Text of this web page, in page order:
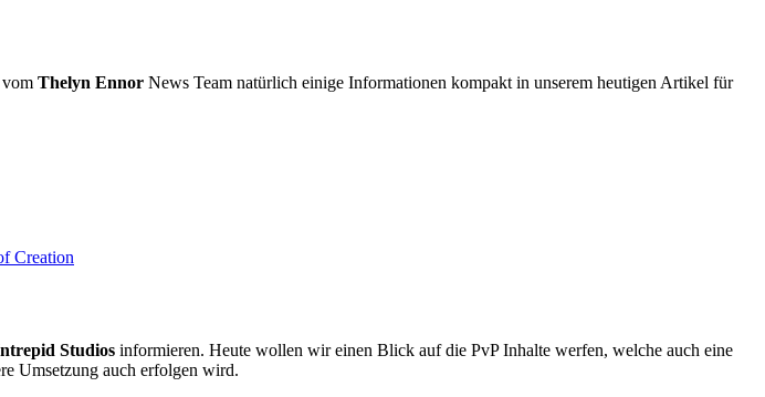
Thelyn Ennor News Team natürlich einige Informationen kompakt in unserem heutigen Artikel für
Creation
Studios informieren. Heute wollen wir einen Blick auf die PvP Inhalte werfen, welche auch eine
Umsetzung auch erfolgen wird.